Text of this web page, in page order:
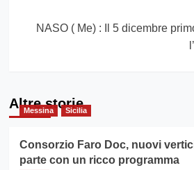
NASO ( Me) : Il 5 dicembre
Altre storie
Messina Sicilia
Consorzio Faro Doc, nuovi
parte con un ricco programma